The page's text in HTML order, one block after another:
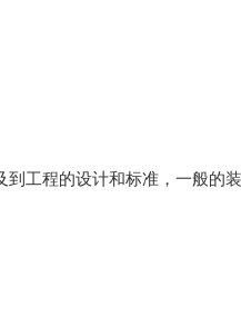
程的设计和标准，一般的装修